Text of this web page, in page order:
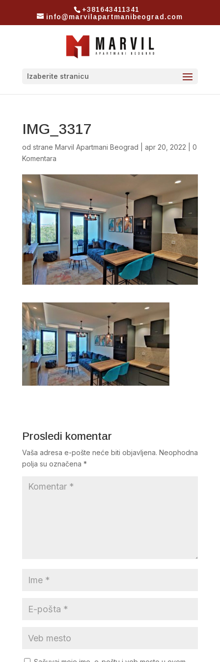
+381643411341
info@marvilapartmanibeograd.com
Izaberite stranicu
IMG_3317
od strane Marvil Apartmani Beograd apr 20, 2022
0
Komentara
Prosledi komentar
Vaša adresa e-pošte neće biti objavljena. Neophodna
polja su označena *